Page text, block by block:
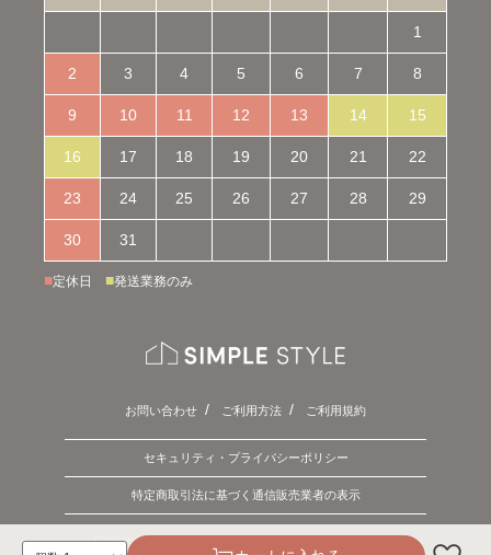
1
2 3 4 5 6 7 8
9 10 11 12 13 14 15
16 17 18 19 20 21 22
23 24 25 26 27 28 29
30 31
■定休日 ■発送業務のみ
お問い合わせ ご利用方法 ご利用規約
セキュリティ・プライバシーポリシー
特定商取引法に基づく通信販売業者の表示
Copyright © 2026 SIMPLE STYLE. ALL Rights Reserved.